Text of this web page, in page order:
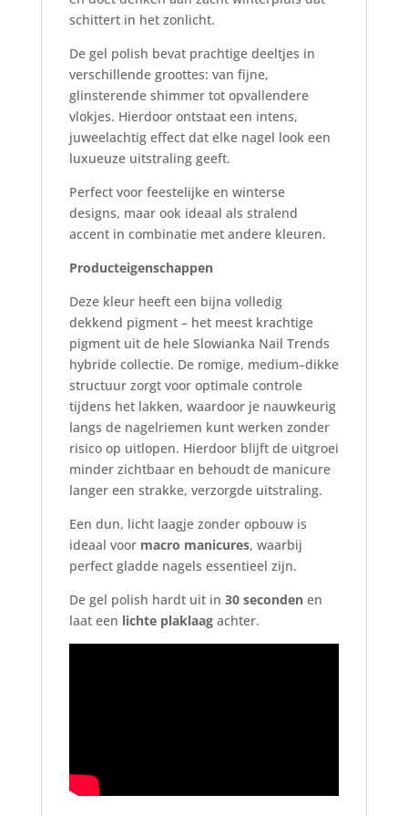
schittert in het zonlicht.
De gel polish bevat prachtige deeltjes in
verschillende groottes: van fijne,
glinsterende shimmer tot opvallendere
vlokjes. Hierdoor ontstaat een intens,
juweelachtig effect dat elke nagel look een
luxueuze uitstraling geeft.
Perfect voor feestelijke en winterse
designs, maar ook ideaal als stralend
accent in combinatie met andere kleuren.
Producteigenschappen
Deze kleur heeft een bijna volledig
dekkend pigment – het meest krachtige
pigment uit de hele Slowianka Nail Trends
hybride collectie. De romige, medium–dikke
structuur zorgt voor optimale controle
tijdens het lakken, waardoor je nauwkeurig
langs de nagelriemen kunt werken zonder
risico op uitlopen. Hierdoor blijft de uitgroei
minder zichtbaar en behoudt de manicure
langer een strakke, verzorgde uitstraling.
Een dun, licht laagje zonder opbouw is
ideaal voor macro manicures, waarbij
perfect gladde nagels essentieel zijn.
De gel polish hardt uit in 30 secondenen
laat een lichte plaklaagachter.